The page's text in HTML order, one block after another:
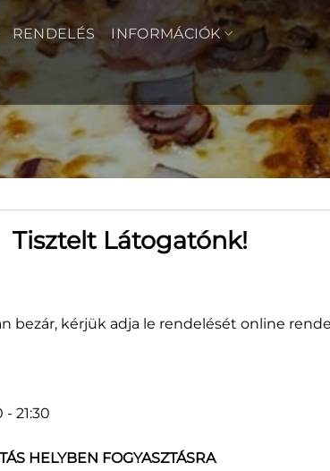
RENDELÉS INFORMÁCIÓK
3
Tisztelt Látogatónk!
bezár, kérjük adja le rendelését online
- 21:30
HELYBEN FOGYASZTÁSRA